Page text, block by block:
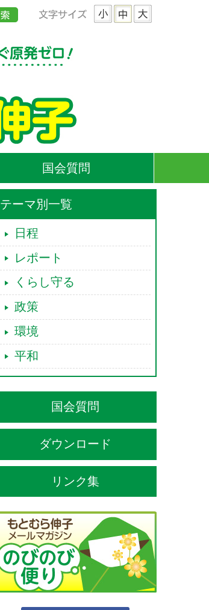
国会質問
テーマ別一覧
日程
レポート
くらし守る
政策
環境
平和
国会質問
ダウンロード
リンク集